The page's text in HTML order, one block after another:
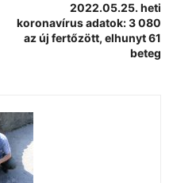
2022.05.25. heti
koronavírus adatok: 3 080
az új fertőzött, elhunyt 61
beteg